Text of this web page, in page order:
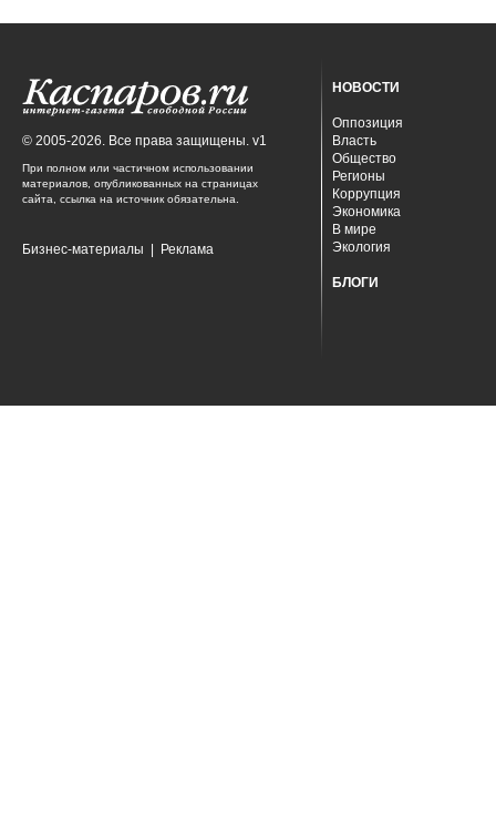
© 2005-2026. Все права защищены. v1
При полном или частичном использовании
материалов, опубликованных на страницах
сайта, ссылка на источник обязательна.
Бизнес-материалы Реклама
НОВОСТИ
Оппозиция
Власть
Общество
Регионы
Коррупция
Экономика
В мире
Экология
БЛОГИ